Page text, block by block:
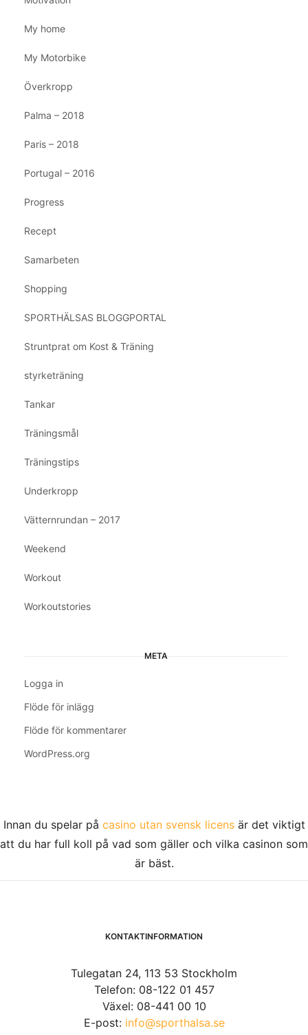
My home
My Motorbike
Överkropp
Palma – 2018
Paris – 2018
Portugal – 2016
Progress
Recept
Samarbeten
Shopping
SPORTHÄLSAS BLOGGPORTAL
Struntprat om Kost & Träning
styrketräning
Tankar
Träningsmål
Träningstips
Underkropp
Vätternrundan – 2017
Weekend
Workout
Workoutstories
META
Logga in
Flöde för inlägg
Flöde för kommentarer
WordPress.org
Innan du spelar på casino utan svensk licensär det viktigt
att du har full koll på vad som gäller och vilka casinon som
är bäst.
KONTAKTINFORMATION
Tulegatan 24, 113 53 Stockholm
Telefon: 08-122 01 457
Växel: 08-441 00 10
E-post: info@sporthalsa.se